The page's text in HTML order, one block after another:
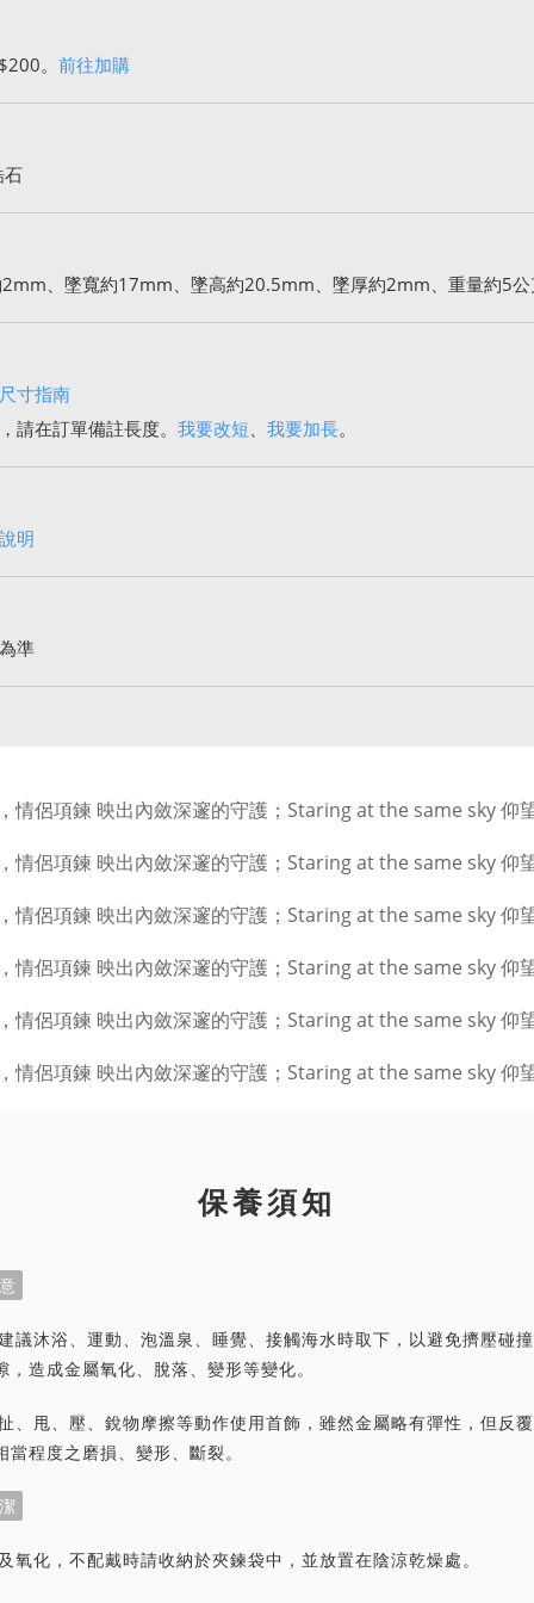
。 前往加購
石
、墜寬約17mm、墜高約20.5mm、墜厚約2mm、重量約5公
寸指南
請在訂單備註長度。 我要改短 我要加長。
明
準
保養須知
議沐浴、運動、泡溫泉、睡覺、接觸海水時取下，以避免擠壓碰
，造成金屬氧化、脫落、變形等變化。
、甩、壓、銳物摩擦等動作使用首飾，雖然金屬略有彈性，但反
當程度之磨損、變形、斷裂。
氧化，不配戴時請收納於夾鍊袋中，並放置在陰涼乾燥處。